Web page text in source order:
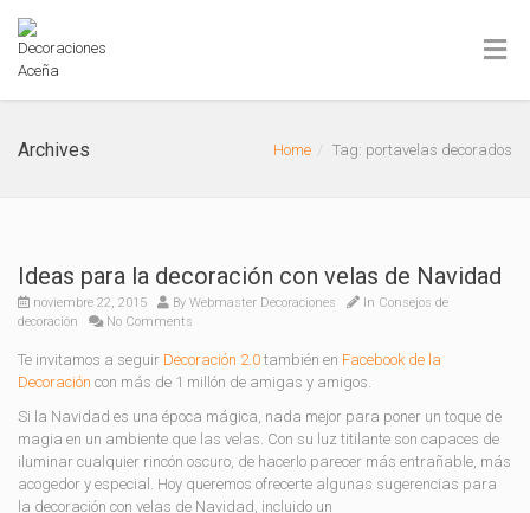
Archives Home Tag: portavelas decorados
Ideas para la decoración con velas de Navidad
noviembre 22, 2015 By Webmaster Decoraciones In Consejos de
decoración
No Comments
Te invitamos a seguir Decoración 2.0 también en Facebook de la
Decoración con más de 1 millón de amigas y amigos.
Si la Navidad es una época mágica, nada mejor para poner un toque de
magia en un ambiente que las velas. Con su luz titilante son capaces de
iluminar cualquier rincón oscuro, de hacerlo parecer más entrañable, más
acogedor y especial. Hoy queremos ofrecerte algunas sugerencias para
la decoración con velas de Navidad, incluido un